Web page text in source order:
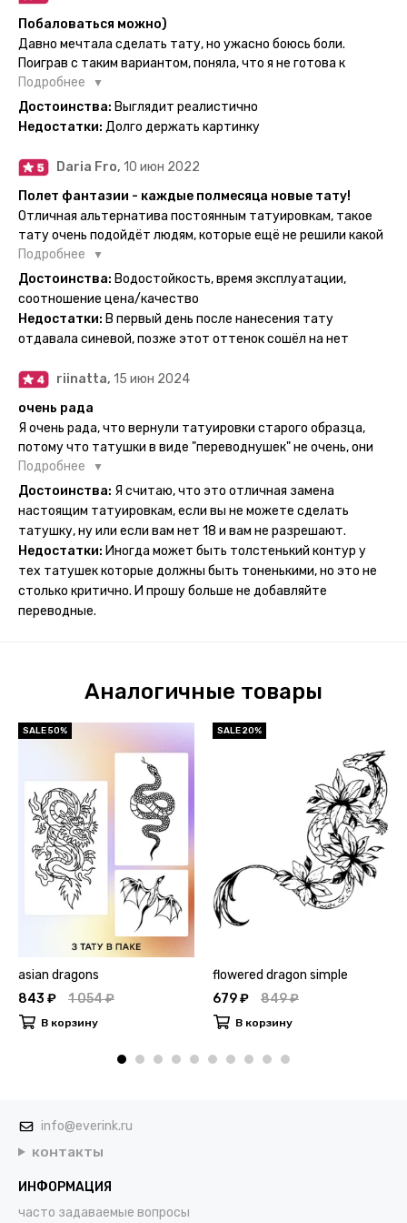
Побаловаться можно)
Давно мечтала сделать тату, но ужасно боюсь боли.
Поиграв с таким вариантом, поняла, что я не готова к
постоянной тату. Поэтому благодарю, что есть такая
возможность. Муж смог сделать тату в нескольких местах
одной картинкой).
Подробнее
Достоинства: Выглядит реалистично
Недостатки: Долго держать картинку
Daria Fro, 10 июн 2022
Полет фантазии - каждые полмесяца новые тату!
Отличная альтернатива постоянным татуировкам, такое
тату очень подойдёт людям, которые ещё не решили какой
эскиз им подойдёт на всю жизнь - продукт еверинк
держится на теле до 2 недель - после нанесения не нужно
бояться мочить такие тату, вода их так просто не смоет. К
рисункам прикладывается инструкция, но я предпочла
другой способ нанесения - оставила наклейку на теле на
ночь, чтобы точно перестраховаться - на утро эффект
сразу же проявился. На неподвижных частях тела тату
носится дольше, поэтому нужно обдуманно выбирать куда
её стоит наносить. Когда рисунок начнёт стираться -
водой спокойно можно убрать оставшийся контур.
Подробнее
Достоинства: Водостойкость, время эксплуатации,
соотношение цена/качество
Недостатки: В первый день после нанесения тату
отдавала синевой, позже этот оттенок сошёл на нет
riinatta, 15 июн 2024
очень рада
Я очень рада, что вернули татуировки старого образца,
потому что татушки в виде "переводнушек" не очень, они
просто не "усиживались", не те темнели, а после душа
вообще слазили, вот недавно сделала фризби дог и он
через сутки проявился и все ещё держится!! ну а 4 звезды
потому что у меня ещё очень много переводных
татуировок(
Подробнее
Достоинства: Я считаю, что это отличная замена
настоящим татуировкам, если вы не можете сделать
татушку, ну или если вам нет 18 и вам не разрешают.
Недостатки: Иногда может быть толстенький контур у
тех татушек которые должны быть тоненькими, но это не
столько критично. И прошу больше не добавляйте
переводные.
Аналогичные товары
SALE 50%
asian dragons
843 ₽
1 054 ₽
В корзину
SALE 20%
flowered dragon simple
679 ₽
849 ₽
В корзину
info@everink.ru
контакты
ИНФОРМАЦИЯ
часто задаваемые вопросы